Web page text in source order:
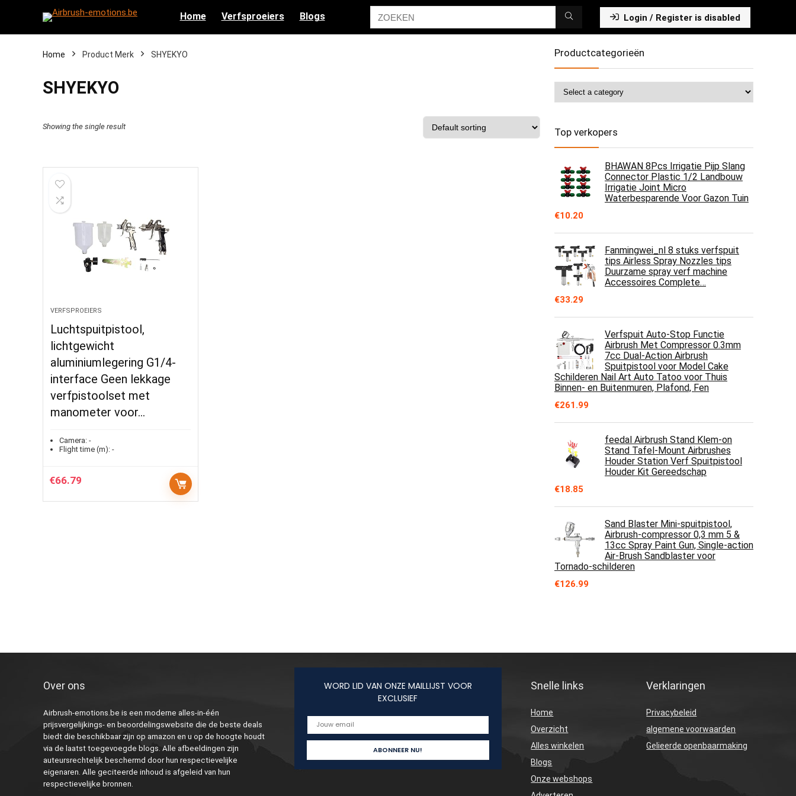
Home Verfsproeiers Blogs Login / Register is disabled
Home Product Merk ‎SHYEKYO
‎SHYEKYO
Showing the single result
VERFSPROEIERS
Luchtspuitpistool,
lichtgewicht
aluminiumlegering G1/4-
interface Geen lekkage
verfpistoolset met
manometer voor…
Camera: -
Flight time (m): -
€66.79
Productcategorieën
Top verkopers
BHAWAN 8Pcs Irrigatie Pijp Slang
Connector Plastic 1/2 Landbouw
Irrigatie Joint Micro
Waterbesparende Voor Gazon Tuin
€10.20
Fanmingwei_nl 8 stuks verfspuit
tips Airless Spray Nozzles tips
Duurzame spray verf machine
Accessoires Complete…
€33.29
Verfspuit Auto-Stop Functie
Airbrush Met Compressor 0.3mm
7cc Dual-Action Airbrush
Spuitpistool voor Model Cake
Schilderen Nail Art Auto Tatoo voor Thuis
Binnen- en Buitenmuren, Plafond, Fen
€261.99
feedal Airbrush Stand Klem-on
Stand Tafel-Mount Airbrushes
Houder Station Verf Spuitpistool
Houder Kit Gereedschap
€18.85
Sand Blaster Mini-spuitpistool,
Airbrush-compressor 0,3 mm 5 &
13cc Spray Paint Gun, Single-action
Air-Brush Sandblaster voor
Tornado-schilderen
€126.99
Over ons
Airbrush-emotions.be is een moderne alles-in-één
prijsvergelijkings- en beoordelingswebsite die de beste deals
biedt die beschikbaar zijn op amazon en u op de hoogte houdt
via de laatst toegevoegde blogs. Alle afbeeldingen zijn
auteursrechtelijk beschermd door hun respectievelijke
eigenaren. Alle geciteerde inhoud is afgeleid van hun
respectievelijke bronnen.
WORD LID VAN ONZE MAILLIJST VOOR
EXCLUSIEF
Snelle links
Home
Overzicht
Alles winkelen
Blogs
Onze webshops
Verklaringen
Privacybeleid
algemene voorwaarden
Gelieerde openbaarmaking